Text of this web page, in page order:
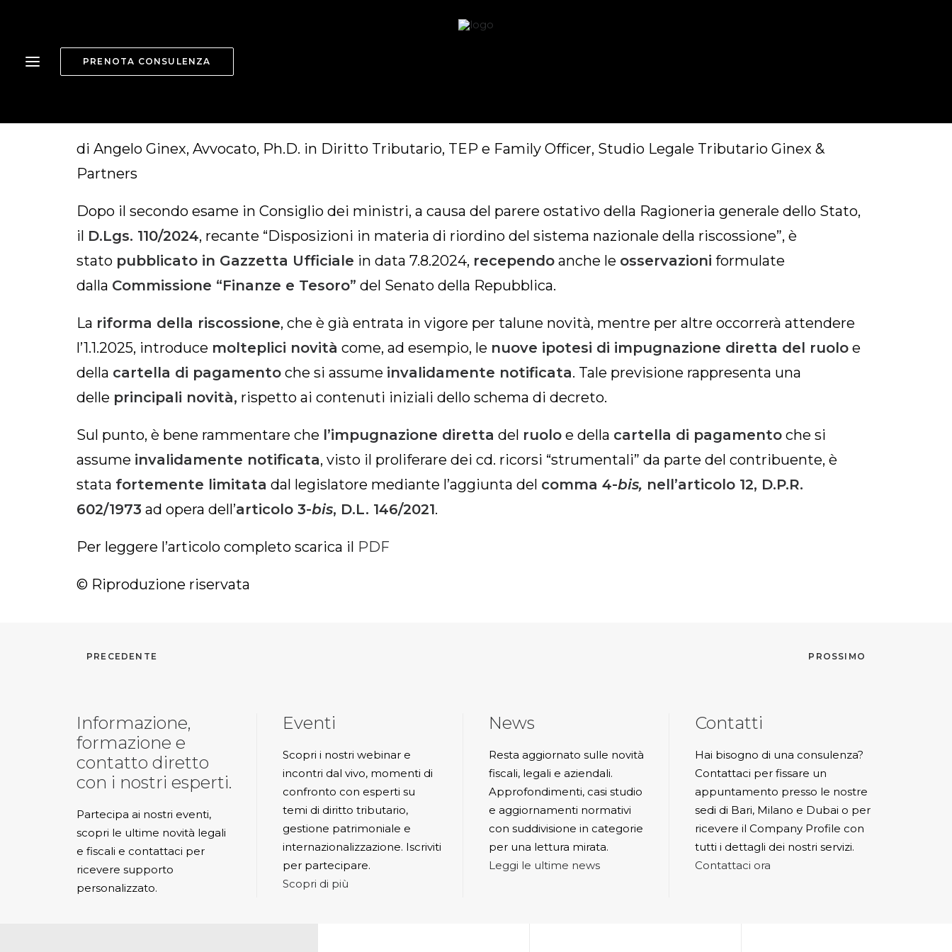
PRENOTA CONSULENZANUOVE IPOTESI DI IMPUGNAZIONE DIRETTA DI RUOLO E
di Angelo Ginex, Avvocato, Ph.D. in Diritto Tributario, TEP e Family Officer, Studio Legale Tributario Ginex &
Partners
Dopo il secondo esame in Consiglio dei ministri, a causa del parere ostativo della Ragioneria generale dello Stato,
il D.Lgs. 110/2024, recante “Disposizioni in materia di riordino del sistema nazionale della riscossione”, è
stato pubblicato in Gazzetta Ufficiale in data 7.8.2024, recependo anche le osservazioni formulate
dalla Commissione “Finanze e Tesoro” del Senato della Repubblica.
La riforma della riscossione, che è già entrata in vigore per talune novità, mentre per altre occorrerà attendere
l’1.1.2025, introduce molteplici novità come, ad esempio, le nuove ipotesi di impugnazione diretta del ruolo e
della cartella di pagamento che si assume invalidamente notificata. Tale previsione rappresenta una
delle principali novità, rispetto ai contenuti iniziali dello schema di decreto.
Sul punto, è bene rammentare che l’impugnazione diretta del ruolo e della cartella di pagamento che si
assume invalidamente notificata, visto il proliferare dei cd. ricorsi “strumentali” da parte del contribuente, è
stata fortemente limitata dal legislatore mediante l’aggiunta del comma 4-bis, nell’articolo 12, D.P.R.
602/1973 ad opera dell’articolo 3-bis, D.L. 146/2021.
Per leggere l’articolo completo scarica il PDF
© Riproduzione riservata
PRECEDENTE PROSSIMO
Informazione,
formazione e
contatto diretto
con i nostri esperti.
Partecipa ai nostri eventi,
scopri le ultime novità legali
e fiscali e contattaci per
ricevere supporto
personalizzato.
Eventi
Scopri i nostri webinar e
incontri dal vivo, momenti di
confronto con esperti su
temi di diritto tributario,
gestione patrimoniale e
internazionalizzazione. Iscriviti
per partecipare.
Scopri di più
News
Resta aggiornato sulle novità
fiscali, legali e aziendali.
Approfondimenti, casi studio
e aggiornamenti normativi
con suddivisione in categorie
per una lettura mirata.
Leggi le ultime news
Contatti
Hai bisogno di una consulenza?
Contattaci per fissare un
appuntamento presso le nostre
sedi di Bari, Milano e Dubai o per
ricevere il Company Profile con
tutti i dettagli dei nostri servizi.
Contattaci ora